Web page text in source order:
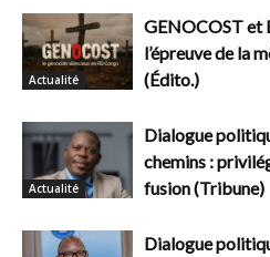
Actualité
GENOCOST et
l’épreuve de la
(Édito.)
Actualité
Dialogue
chemins :
fusion (Tribune)
Dialogue